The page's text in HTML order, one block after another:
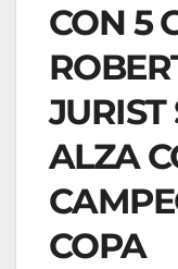
CON 5
JURIST
ALZA
COPA